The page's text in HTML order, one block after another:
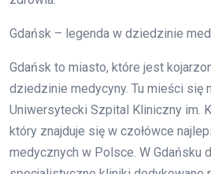
Gdańsk – legenda w dziedzinie
Gdańsk to miasto, które jest
dziedzinie medycyny. Tu mieści się
Uniwersytecki Szpital Kliniczny im.
który znajduje się w czołówce
medycznych w Polsce. W Gdańsku